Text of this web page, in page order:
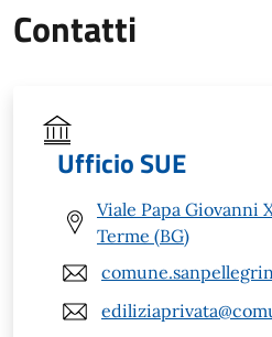
Contatti
Ufficio SUE
Viale Papa Giovanni
Terme (BG)